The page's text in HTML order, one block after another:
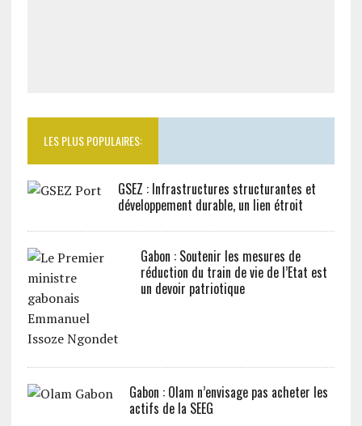
LES PLUS POPULAIRES:
GSEZ : Infrastructures structurantes et
développement durable, un lien étroit
Gabon : Soutenir les mesures de
réduction du train de vie de l’Etat est
un devoir patriotique
Gabon : Olam n’envisage pas acheter les
actifs de la SEEG